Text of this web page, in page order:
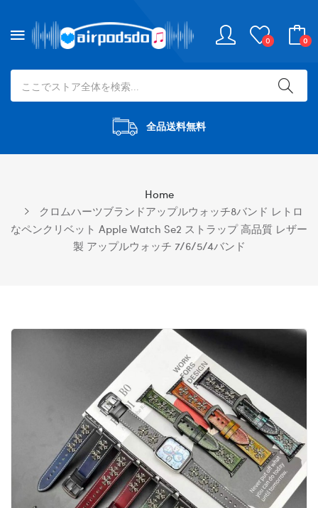
0 0
全品送料無料
Home
クロムハーツブランドアップルウォッチ8バンド レトロ
なペンクリベット Apple Watch Se2 ストラップ 高品質 レザー
製 アップルウォッチ 7/6/5/4バンド